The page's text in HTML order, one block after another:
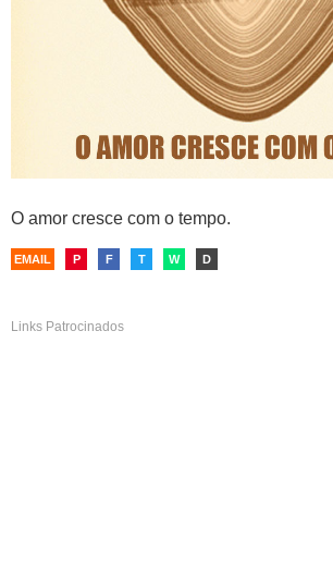
O amor cresce com o tempo.
EMAIL P F T W D
Links Patrocinados